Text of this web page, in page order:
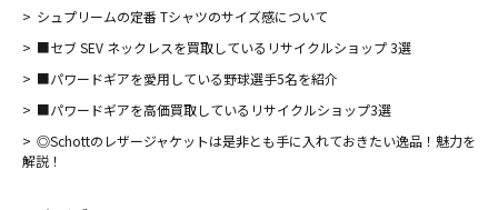
シュプリームの定番 Tシャツのサイズ感について
■セブ SEV ネックレスを買取しているリサイクルショップ 3選
■パワードギアを愛用している野球選手5名を紹介
■パワードギアを高価買取しているリサイクルショップ3選
◎Schottのレザージャケットは是非とも手に入れておきたい逸品！魅力を
解説！